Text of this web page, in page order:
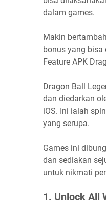
dalam games.
Makin
bonus yang
Feature APK
Dragon Ball
dan diedarkan
iOS. Ini ialah
yang serupa.
Games ini
dan sediakan
untuk nikmati
1. Unlock All